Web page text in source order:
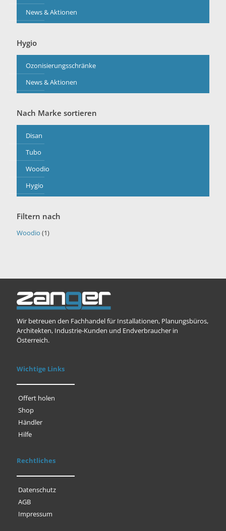
News & Aktionen
Hygio
Ozonisierungsschränke
News & Aktionen
Nach Marke sortieren
Disan
Tubo
Woodio
Hygio
Filtern nach
Woodio (1)
Wir betreuen den Fachhandel für Installationen, Planungsbüros,
Architekten, Industrie-Kunden und Endverbraucher in
Österreich.
Wichtige Links
Offert holen
Shop
Händler
Hilfe
Rechtliches
Datenschutz
AGB
Impressum